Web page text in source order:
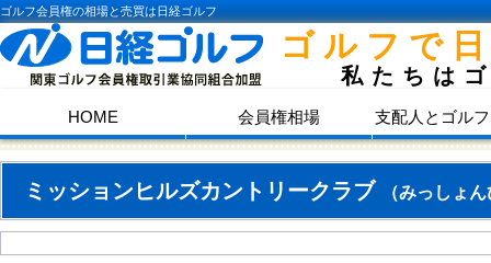
ゴルフ会員権の相場と売買は日経ゴルフ
ゴルフで
私たちは
HOME 会員権相場 支配人とゴル
ミッションヒルズカントリークラブ （みっしょ